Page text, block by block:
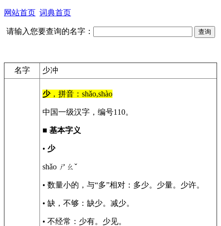
网站首页 词典首页
请输入您要查询的名字：
名字 少冲
少，拼音：shǎo,shào
中国一级汉字，编号110。
■ 基本字义
• 少
shǎo ㄕㄠˇ
• 数量小的，与“多”相对：多少。少量。少许。
• 缺，不够：缺少。减少。
• 不经常：少有。少见。